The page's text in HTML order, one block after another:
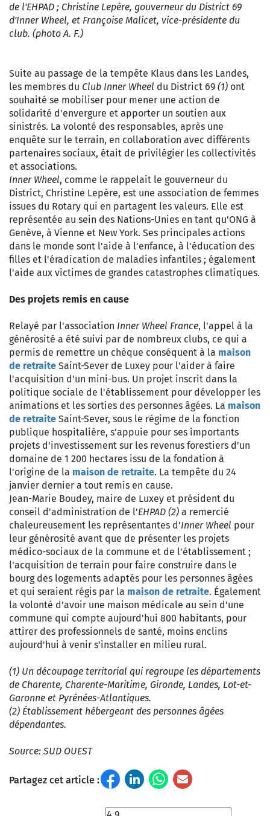
de l'EHPAD ; Christine Lepère, gouverneur du District 69
d'Inner Wheel, et Françoise Malicet, vice-présidente du
club. (photo A. F.)
Suite au passage de la tempête Klaus dans les Landes,
les membres du Club Inner Wheel du District 69 (1) ont
souhaité se mobiliser pour mener une action de
solidarité d'envergure et apporter un soutien aux
sinistrés. La volonté des responsables, après une
enquête sur le terrain, en collaboration avec différents
partenaires sociaux, était de privilégier les collectivités
et associations.
Inner Wheel, comme le rappelait le gouverneur du
District, Christine Lepère, est une association de femmes
issues du Rotary qui en partagent les valeurs. Elle est
représentée au sein des Nations-Unies en tant qu'ONG à
Genève, à Vienne et New York. Ses principales actions
dans le monde sont l'aide à l'enfance, à l'éducation des
filles et l'éradication de maladies infantiles ; également
l'aide aux victimes de grandes catastrophes climatiques.
Des projets remis en cause
Relayé par l'association Inner Wheel France, l'appel à la
générosité a été suivi par de nombreux clubs, ce qui a
permis de remettre un chèque conséquent à la maison
de retraite Saint-Sever de Luxey pour l'aider à faire
l'acquisition d'un mini-bus. Un projet inscrit dans la
politique sociale de l'établissement pour développer les
animations et les sorties des personnes âgées. La maison
de retraite Saint-Sever, sous le régime de la fonction
publique hospitalière, s'appuie pour ses importants
projets d'investissement sur les revenus forestiers d'un
domaine de 1 200 hectares issu de la fondation à
l'origine de la maison de retraite. La tempête du 24
janvier dernier a tout remis en cause.
Jean-Marie Boudey, maire de Luxey et président du
conseil d'administration de l'EHPAD (2) a remercié
chaleureusement les représentantes d'Inner Wheel pour
leur générosité avant que de présenter les projets
médico-sociaux de la commune et de l'établissement ;
l'acquisition de terrain pour faire construire dans le
bourg des logements adaptés pour les personnes âgées
et qui seraient régis par la maison de retraite. Également
la volonté d'avoir une maison médicale au sein d'une
commune qui compte aujourd'hui 800 habitants, pour
attirer des professionnels de santé, moins enclins
aujourd'hui à venir s'installer en milieu rural.
(1) Un découpage territorial qui regroupe les départements
de Charente, Charente-Maritime, Gironde, Landes, Lot-et-
Garonne et Pyrénées-Atlantiques.
(2) Établissement hébergeant des personnes âgées
dépendantes.
Source: SUD OUEST
Partagez cet article :